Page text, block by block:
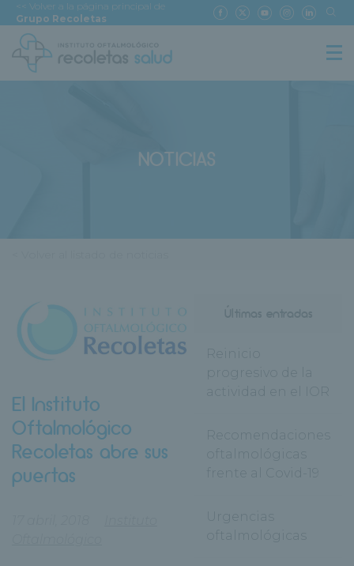
<< Volver a la página principal de
Grupo Recoletas
NOTICIAS
El Instituto
Oftalmológico
Recoletas abre sus
puertas
Reinicio
progresivo de la
actividad en el IOR
Recomendaciones
oftalmológicas
frente al Covid-19
Urgencias
oftalmológicas